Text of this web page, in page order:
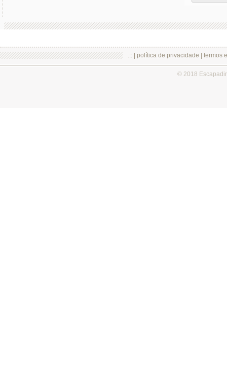
.:: | política de privacidade termos
© 2018